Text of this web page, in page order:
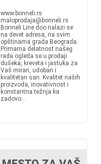
www.bonneli.rs
maloprodaja@bonneli.rs
Bonneli Line doo nalazi se
na devet adresa, na svim
opštinama grada Beograda.
Primarna delatnost našeg
rada ogleda se u prodaji
dušeka, kreveta i jastuka za
Vaš miran, udoban i
kvalitetan san. Kvalitet naših
proizvoda, inovativnost i
konstantna težnja ka
zadovo...